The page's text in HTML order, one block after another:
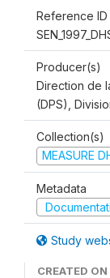
Reference ID
Producer(s)
Direction de
(DPS),
Collection(s)
MEASURE
Metadata
Study
CREATED ON